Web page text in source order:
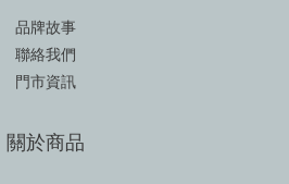
品牌故事
聯絡我們
門市資訊
關於商品